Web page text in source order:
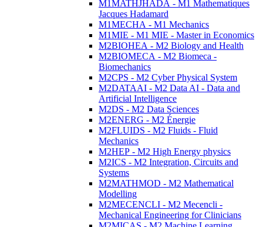
M1MATHJHADA - M1 Mathematiques
Jacques Hadamard
M1MECHA - M1 Mechanics
M1MIE - M1 MIE - Master in Economics
M2BIOHEA - M2 Biology and Health
M2BIOMECA - M2 Biomeca -
Biomechanics
M2CPS - M2 Cyber Physical System
M2DATAAI - M2 Data AI - Data and
Artificial Intelligence
M2DS - M2 Data Sciences
M2ENERG - M2 Énergie
M2FLUIDS - M2 Fluids - Fluid
Mechanics
M2HEP - M2 High Energy physics
M2ICS - M2 Integration, Circuits and
Systems
M2MATHMOD - M2 Mathematical
Modelling
M2MECENCLI - M2 Mecencli -
Mechanical Engineering for Clinicians